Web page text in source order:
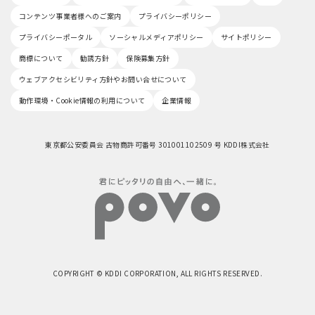
コンテンツ事業者様へのご案内
プライバシーポリシー
プライバシーポータル
ソーシャルメディアポリシー
サイトポリシー
商標について
勧誘方針
保険募集方針
ウェブアクセシビリティ方針やお問い合せについて
動作環境・Cookie情報の利用について
企業情報
東京都公安委員会 古物商許可番号 301001102509 号 KDDI株式会社
COPYRIGHT © KDDI CORPORATION, ALL RIGHTS RESERVED.